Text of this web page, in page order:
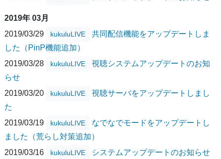
2019年 03月
2019/03/29
kukuluLIVE
共同配信機能をアップデートしま
した（PinP機能追加）
2019/03/28
kukuluLIVE
視聴システムアップデートのお知
らせ
2019/03/20
kukuluLIVE
視聴サーバをアップデートしまし
た
2019/03/19
kukuluLIVE
なでなでモードをアップデートし
ました（荒らし対策追加）
2019/03/16
kukuluLIVE システムアップデートのお知らせ